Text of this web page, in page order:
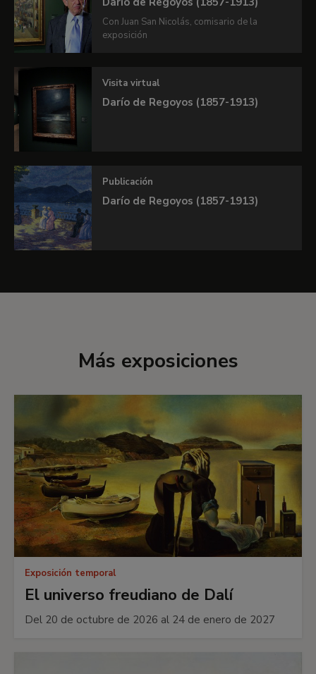
Si deseas conocer más detalles sobre esta
exposición te invitamos a ver la revista online de
nuestro quiosco.
En colaboración con Fundación BBVA
VER REVISTA ONLINE
Con Juan San Nicolás, comisario de la
exposición
Visita virtual
Darío de Regoyos (1857-1913)
Publicación
Darío de Regoyos (1857-1913)
Más exposiciones
Exposición temporal
El universo freudiano de Dalí
Del 20 de octubre de 2026 al 24 de enero de 2027